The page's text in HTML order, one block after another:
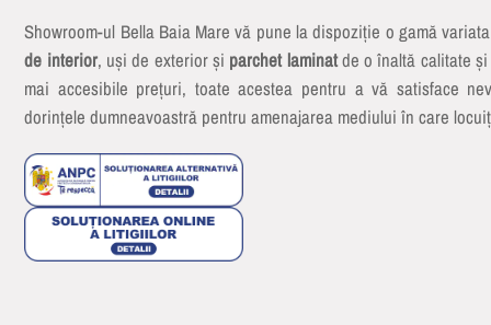
Showroom-ul Bella Baia Mare vă pune la dispoziție o gamă
de interior, uși de exterior și parchet laminatde o înaltă calitate și
mai accesibile prețuri, toate acestea pentru a vă satisface
dorințele dumneavoastră pentru amenajarea mediului în care